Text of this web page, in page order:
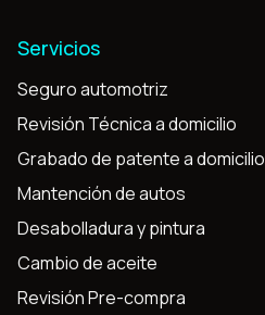
Servicios
Seguro automotriz
Revisión Técnica a domicilio
Grabado de patente a domicilio
Mantención de autos
Desabolladura y pintura
Cambio de aceite
Revisión Pre-compra